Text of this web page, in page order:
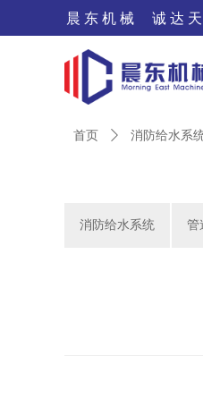
晨 东 机 械 诚 达
首页 ꄲ 消防给水系
消防给水系统 管